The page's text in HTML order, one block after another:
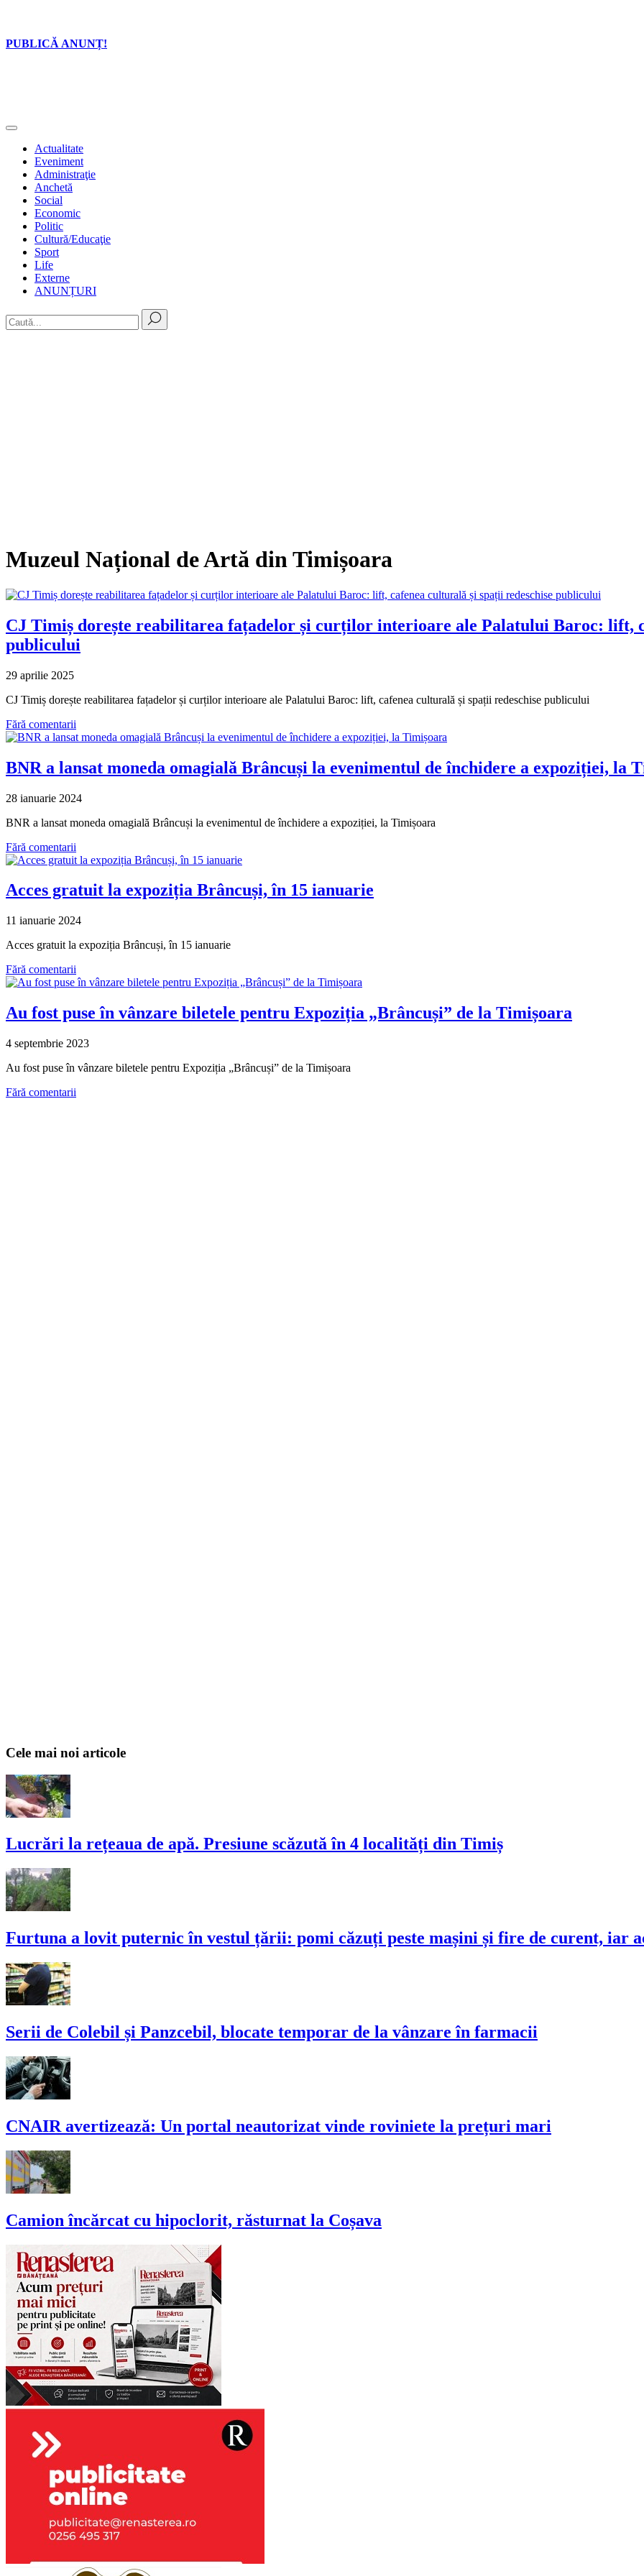
PUBLICĂ ANUNȚ!
Actualitate
Eveniment
Administraţie
Anchetă
Social
Economic
Politic
Cultură/Educaţie
Sport
Life
Externe
ANUNȚURI
Muzeul Național de Artă din Timișoara
CJ Timiș dorește reabilitarea fațadelor și curților interioare ale Palatului Baroc: lift,
publicului
29 aprilie 2025
CJ Timiș dorește reabilitarea fațadelor și curților interioare ale Palatului Baroc: lift, cafenea culturală și spații redeschise publicului
Fără comentarii
BNR a lansat moneda omagială Brâncuși la evenimentul de închidere a expoziției, la
28 ianuarie 2024
BNR a lansat moneda omagială Brâncuși la evenimentul de închidere a expoziției, la Timișoara
Fără comentarii
Acces gratuit la expoziția Brâncuși, în 15 ianuarie
11 ianuarie 2024
Acces gratuit la expoziția Brâncuși, în 15 ianuarie
Fără comentarii
Au fost puse în vânzare biletele pentru Expoziția „Brâncuși” de la Timișoara
4 septembrie 2023
Au fost puse în vânzare biletele pentru Expoziția „Brâncuși” de la Timișoara
Fără comentarii
Cele mai noi articole
Lucrări la rețeaua de apă. Presiune scăzută în 4 localități din Timiș
Furtuna a lovit puternic în vestul țării: pomi căzuți peste mașini și fire de curent, iar
Serii de Colebil și Panzcebil, blocate temporar de la vânzare în farmacii
CNAIR avertizează: Un portal neautorizat vinde roviniete la prețuri mari
Camion încărcat cu hipoclorit, răsturnat la Coșava